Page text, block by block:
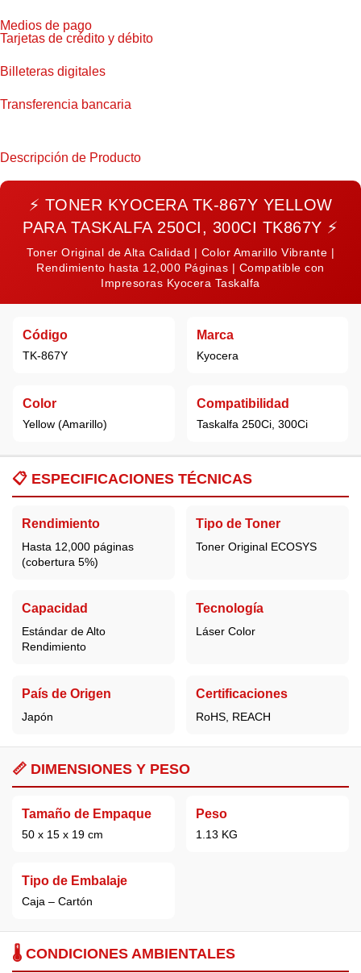
Medios de pago
Tarjetas de crédito y débito
Billeteras digitales
Transferencia bancaria
Descripción de Producto
⚡ TONER KYOCERA TK-867Y YELLOW
PARA TASKALFA 250CI, 300CI TK867Y ⚡
Toner Original de Alta Calidad | Color Amarillo Vibrante |
Rendimiento hasta 12,000 Páginas | Compatible con
Impresoras Kyocera Taskalfa
Código
TK-867Y
Marca
Kyocera
Color
Yellow (Amarillo)
Compatibilidad
Taskalfa 250Ci, 300Ci
📋 ESPECIFICACIONES TÉCNICAS
Rendimiento
Hasta 12,000 páginas
(cobertura 5%)
Tipo de Toner
Toner Original ECOSYS
Capacidad
Estándar de Alto
Rendimiento
Tecnología
Láser Color
País de Origen
Japón
Certificaciones
RoHS, REACH
📏 DIMENSIONES Y PESO
Tamaño de Empaque
50 x 15 x 19 cm
Peso
1.13 KG
Tipo de Embalaje
Caja – Cartón
🌡️ CONDICIONES AMBIENTALES